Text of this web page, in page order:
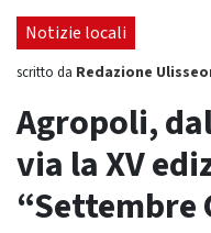
consiliare:
Notizie locali
scritto da Redazione
Agropoli,
via la XV
“Settembre